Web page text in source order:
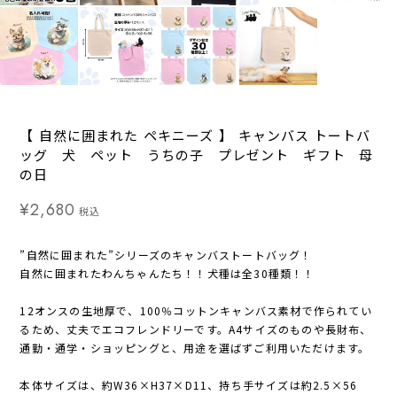
【 自然に囲まれた ペキニーズ 】 キャンバス トートバ
ッグ 犬 ペット うちの子 プレゼント ギフト 母
の日
¥2,680 税込
”自然に囲まれた”シリーズのキャンバストートバッグ！
自然に囲まれたわんちゃんたち！！犬種は全30種類！！
12オンスの生地厚で、100％コットンキャンバス素材で作られてい
るため、丈夫でエコフレンドリーです。A4サイズのものや長財布、
通勤・通学・ショッピングと、用途を選ばずご利用いただけます。
本体サイズは、約W36×H37×D11、持ち手サイズは約2.5×56